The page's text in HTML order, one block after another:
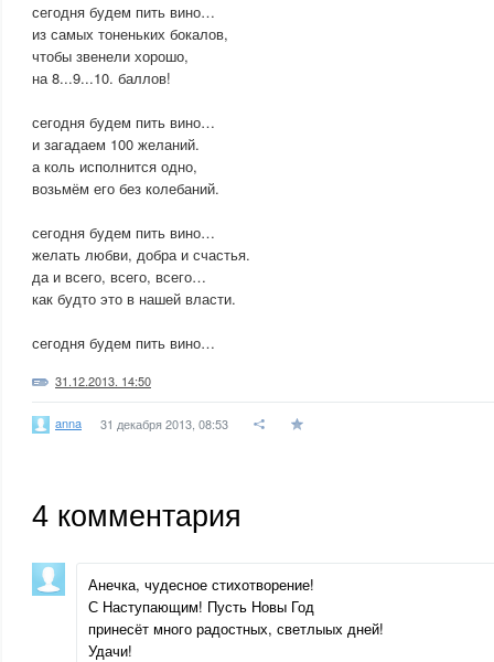
сегодня будем пить вино…
из самых тоненьких бокалов,
чтобы звенели хорошо,
на 8...9...10. баллов!
сегодня будем пить вино…
и загадаем 100 желаний.
а коль исполнится одно,
возьмём его без колебаний.
сегодня будем пить вино…
желать любви, добра и счастья.
да и всего, всего, всего…
как будто это в нашей власти.
сегодня будем пить вино…
31.12.2013. 14:50
anna 31 декабря 2013, 08:53
4 комментария
Анечка, чудесное стихотворение!
С Наступающим! Пусть Новы Год
принесёт много радостных, светлыых дней!
Удачи!